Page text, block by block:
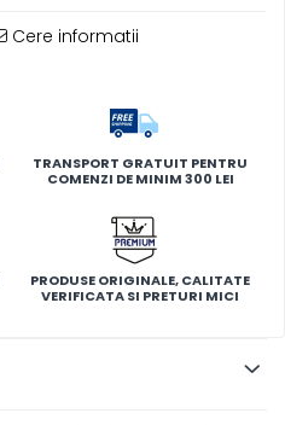
Cere informatii
TRANSPORT GRATUIT PENTRU
COMENZI DE MINIM 300 LEI
PRODUSE ORIGINALE, CALITATE
VERIFICATA SI PRETURI MICI